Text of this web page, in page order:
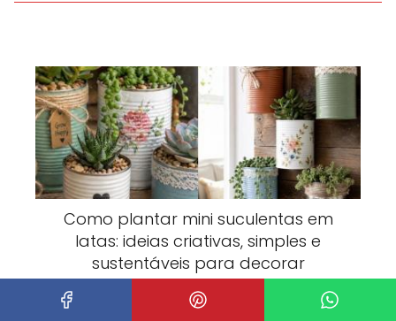
Como plantar mini suculentas em
latas: ideias criativas, simples e
sustentáveis para decorar